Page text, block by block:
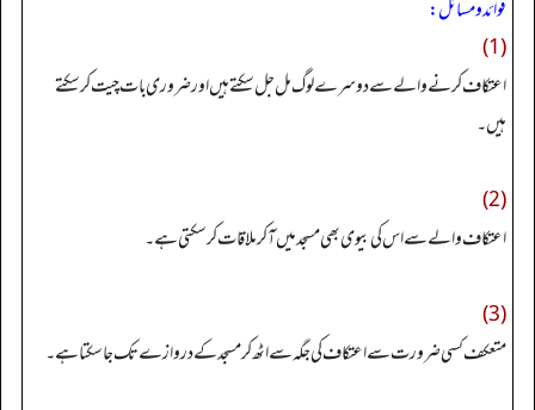
فوائد و مسائل:
(1)
اعتکاف کرنے والے سے دوسرے لوگ مل جل سکتے ہیں اور ضروری بات چیت کر سکتے
ہیں۔
(2)
اعتکاف والے سے اس کی بیوی بھی مسجد میں آ کر ملاقات کر سکتی ہے۔
(3)
متعکف کسی ضرورت سے اعتکا ف کی جگہ سے اٹھ کر مسجد کے دروازے تک جا سکتا ہے۔